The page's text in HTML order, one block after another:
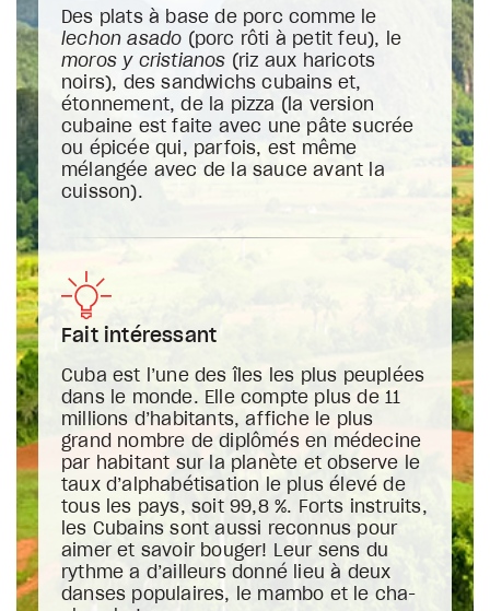
Des plats à base de porc comme le
lechon asado (porc rôti à petit feu), le
moros y cristianos (riz aux haricots
noirs), des sandwichs cubains et,
étonnement, de la pizza (la version
cubaine est faite avec une pâte sucrée
ou épicée qui, parfois, est même
mélangée avec de la sauce avant la
cuisson).
Fait intéressant
Cuba est l’une des îles les plus peuplées
dans le monde. Elle compte plus de 11
millions d’habitants, affiche le plus
grand nombre de diplômés en médecine
par habitant sur la planète et observe le
taux d’alphabétisation le plus élevé de
tous les pays, soit 99,8 %. Forts instruits,
les Cubains sont aussi reconnus pour
aimer et savoir bouger! Leur sens du
rythme a d’ailleurs donné lieu à deux
danses populaires, le mambo et le cha-